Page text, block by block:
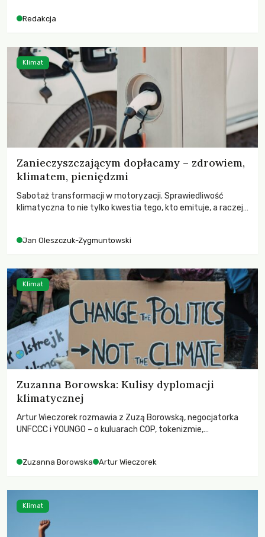
odnotowano największe tąpnięcie ODA w historii. Jakie będą
kryzysami i ubóstwem?
Redakcja
Zanieczyszczającym dopłacamy – zdrowiem,
klimatem, pieniędzmi
Sabotaż transformacji w motoryzacji. Sprawiedliwość
klimatyczna to nie tylko kwestia tego, kto emituje, a raczej
Jan Oleszczuk-Zygmuntowski
Klimat
Zuzanna Borowska: Kulisy dyplomacji
klimatycznej
Artur Wieczorek rozmawia z Zuzą Borowską, negocjatorka
UNFCCC i YOUNGO – o kuluarach COP, tokenizmie,
Zuzanna Borowska Artur Wieczorek
Klimat
Klimat